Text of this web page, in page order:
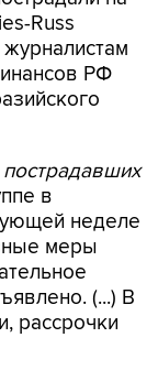
Russ
РФ
в
неделе
меры
(...) В
рассрочки